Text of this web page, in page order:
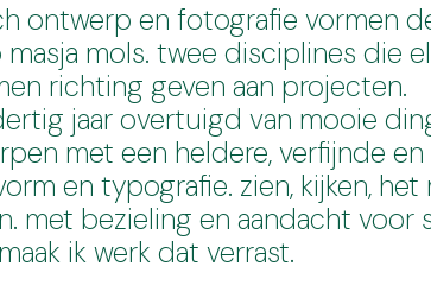
ontwerp en fotografie vormen
mols. twee disciplines die
richting geven aan projecten.
jaar overtuigd van mooie
met een heldere, verfijnde en
en typografie. zien, kijken,
met bezieling en aandacht voor
ik werk dat verrast.